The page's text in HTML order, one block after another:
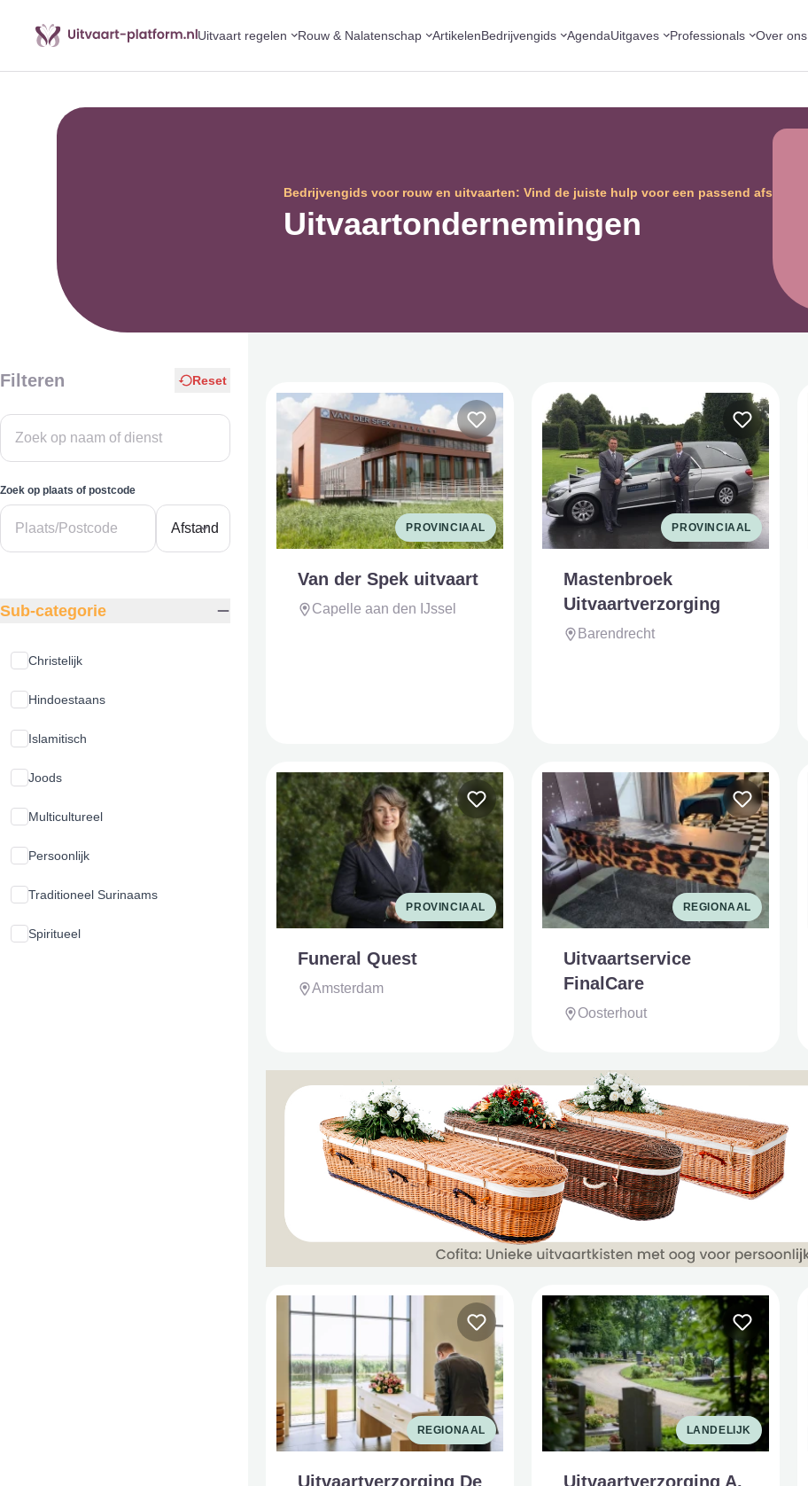
Uitvaart regelen Rouw & Nalatenschap ArtikelenBedrijvengids AgendaUitgaves Professionals Over ons
Bedrijvengids voor rouw en uitvaarten: Vind de juiste hulp voor een passend afscheid.
Uitvaartondernemingen
Filteren Reset
Zoek op plaats of postcode
Sub-categorie
Christelijk
Hindoestaans
Islamitisch
Joods
Multicultureel
Persoonlijk
Traditioneel Surinaams
Spiritueel
PROVINCIAAL
Van der Spek uitvaart
Capelle aan den IJssel
PROVINCIAAL
Mastenbroek
Uitvaartverzorging
Barendrecht
PROVINCIAAL
Funeral Quest
Amsterdam
REGIONAAL
Uitvaartservice
FinalCare
Oosterhout
REGIONAAL
Uitvaartverzorging De
LANDELIJK
Uitvaartverzorging A.